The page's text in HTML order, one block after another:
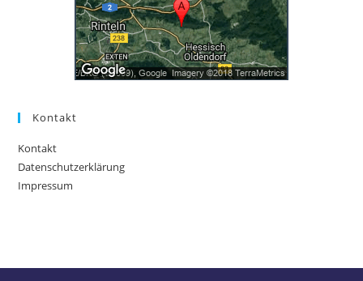
Kontakt
Kontakt
Datenschutzerklärung
Impressum